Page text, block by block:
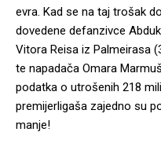
evra. Kad se na taj trošak
dovedene defanzivce
Vitora Reisa iz Palmeirasa
te napadača Omara
podatka o utrošenih 218
premijerligaša zajedno su
manje!